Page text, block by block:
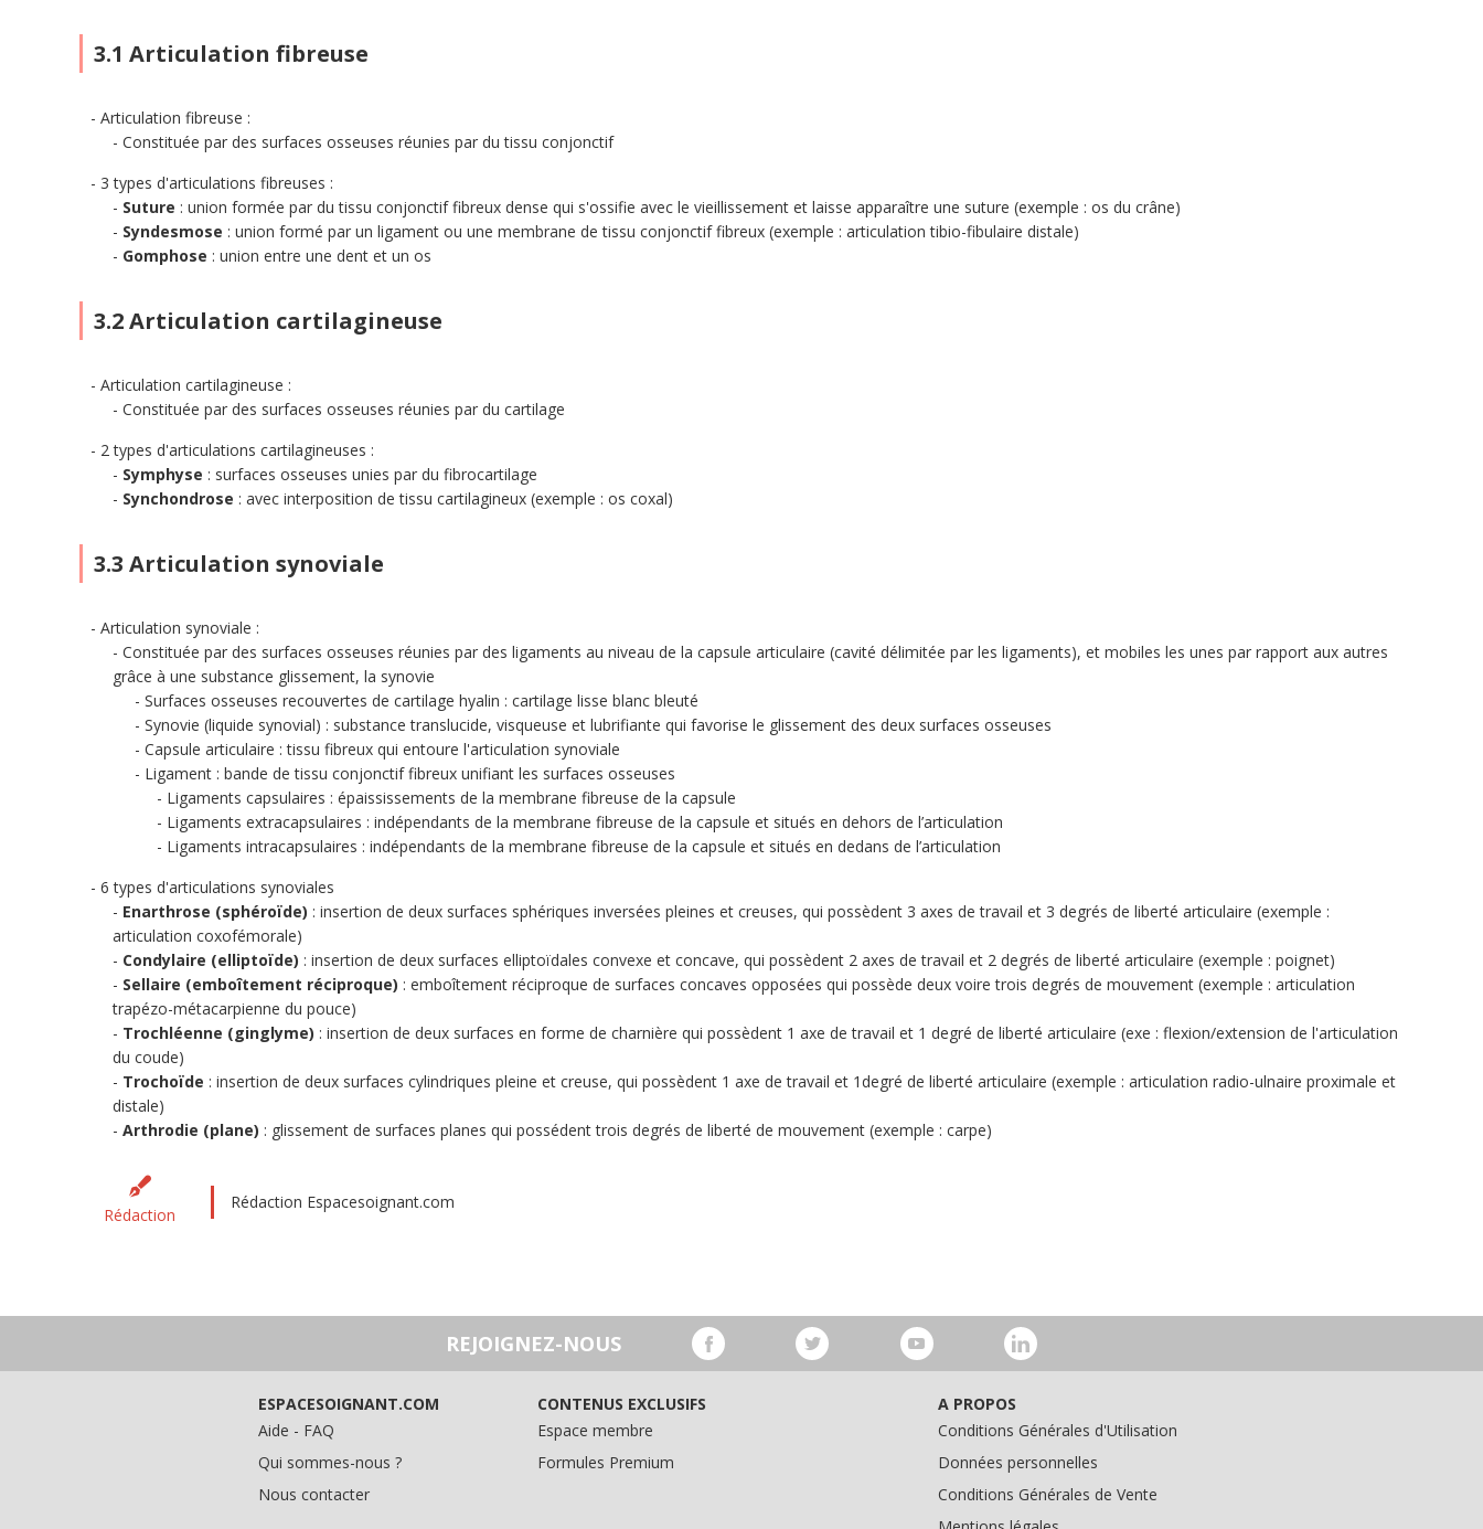
3.1 Articulation fibreuse
Articulation fibreuse :
Constituée par des surfaces osseuses réunies par du tissu conjonctif
3 types d'articulations fibreuses :
Suture : union formée par du tissu conjonctif fibreux dense qui s'ossifie avec le vieillissement et laisse apparaître une suture (exemple : os du crâne)
Syndesmose : union formé par un ligament ou une membrane de tissu conjonctif fibreux (exemple : articulation tibio-fibulaire distale)
Gomphose : union entre une dent et un os
3.2 Articulation cartilagineuse
Articulation cartilagineuse :
Constituée par des surfaces osseuses réunies par du cartilage
2 types d'articulations cartilagineuses :
Symphyse : surfaces osseuses unies par du fibrocartilage
Synchondrose : avec interposition de tissu cartilagineux (exemple : os coxal)
3.3 Articulation synoviale
Articulation synoviale :
Constituée par des surfaces osseuses réunies par des ligaments au niveau de la capsule articulaire (cavité délimitée par les ligaments), et mobiles les unes par rapport aux autres
grâce à une substance glissement, la synovie
Surfaces osseuses recouvertes de cartilage hyalin : cartilage lisse blanc bleuté
Synovie (liquide synovial) : substance translucide, visqueuse et lubrifiante qui favorise le glissement des deux surfaces osseuses
Capsule articulaire : tissu fibreux qui entoure l'articulation synoviale
Ligament : bande de tissu conjonctif fibreux unifiant les surfaces osseuses
Ligaments capsulaires : épaississements de la membrane fibreuse de la capsule
Ligaments extracapsulaires : indépendants de la membrane fibreuse de la capsule et situés en dehors de l’articulation
Ligaments intracapsulaires : indépendants de la membrane fibreuse de la capsule et situés en dedans de l’articulation
6 types d'articulations synoviales
Enarthrose (sphéroïde) : insertion de deux surfaces sphériques inversées pleines et creuses, qui possèdent 3 axes de travail et 3 degrés de liberté articulaire (exemple :
articulation coxofémorale)
Condylaire (elliptoïde) : insertion de deux surfaces elliptoïdales convexe et concave, qui possèdent 2 axes de travail et 2 degrés de liberté articulaire (exemple : poignet)
Sellaire (emboîtement réciproque) : emboîtement réciproque de surfaces concaves opposées qui possède deux voire trois degrés de mouvement (exemple : articulation
trapézo-métacarpienne du pouce)
Trochléenne (ginglyme) : insertion de deux surfaces en forme de charnière qui possèdent 1 axe de travail et 1 degré de liberté articulaire (exe : flexion/extension de l'articulation
du coude)
Trochoïde : insertion de deux surfaces cylindriques pleine et creuse, qui possèdent 1 axe de travail et 1degré de liberté articulaire (exemple : articulation radio-ulnaire proximale et
distale)
Arthrodie (plane) : glissement de surfaces planes qui possédent trois degrés de liberté de mouvement (exemple : carpe)
Rédaction
Rédaction Espacesoignant.com
REJOIGNEZ-NOUS
ESPACESOIGNANT.COM
Aide - FAQ
Qui sommes-nous ?
Nous contacter
CONTENUS EXCLUSIFS
Espace membre
Formules Premium
A PROPOS
Conditions Générales d'Utilisation
Données personnelles
Conditions Générales de Vente